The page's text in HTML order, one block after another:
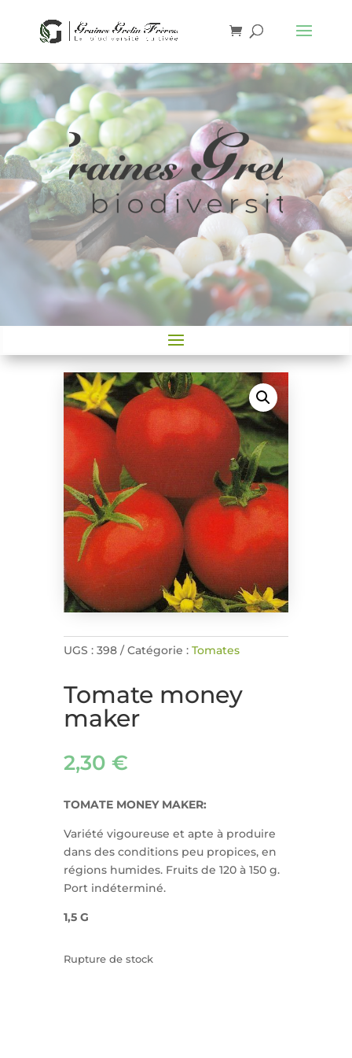
UGS : 398 Catégorie : Tomates
Tomate money
maker
2,30 €
TOMATE MONEY MAKER:
Variété vigoureuse et apte à produire
dans des conditions peu propices, en
régions humides. Fruits de 120 à 150 g.
Port indéterminé.
1,5 G
Rupture de stock